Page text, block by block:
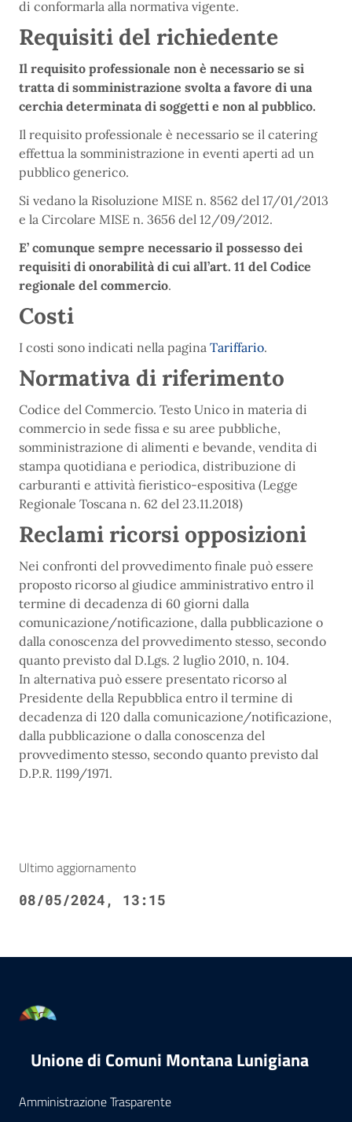
di conformarla alla normativa vigente.
Requisiti del richiedente
Il requisito professionale non è necessario se si
tratta di somministrazione svolta a favore di una
cerchia determinata di soggetti e non al pubblico.
Il requisito professionale è necessario se il catering
effettua la somministrazione in eventi aperti ad un
pubblico generico.
Si vedano la Risoluzione MISE n. 8562 del 17/01/2013
e la Circolare MISE n. 3656 del 12/09/2012.
E’ comunque sempre necessario il possesso dei
requisiti di onorabilità di cui all’art. 11 del Codice
regionale del commercio.
Costi
I costi sono indicati nella pagina Tariffario.
Normativa di riferimento
Codice del Commercio. Testo Unico in materia di
commercio in sede fissa e su aree pubbliche,
somministrazione di alimenti e bevande, vendita di
stampa quotidiana e periodica, distribuzione di
carburanti e attività fieristico-espositiva (Legge
Regionale Toscana n. 62 del 23.11.2018)
Reclami ricorsi opposizioni
Nei confronti del provvedimento finale può essere
proposto ricorso al giudice amministrativo entro il
termine di decadenza di 60 giorni dalla
comunicazione/notificazione, dalla pubblicazione o
dalla conoscenza del provvedimento stesso, secondo
quanto previsto dal D.Lgs. 2 luglio 2010, n. 104.
In alternativa può essere presentato ricorso al
Presidente della Repubblica entro il termine di
decadenza di 120 dalla comunicazione/notificazione,
dalla pubblicazione o dalla conoscenza del
provvedimento stesso, secondo quanto previsto dal
D.P.R. 1199/1971.
Ultimo aggiornamento
08/05/2024, 13:15
Unione di Comuni Montana Lunigiana
Amministrazione Trasparente